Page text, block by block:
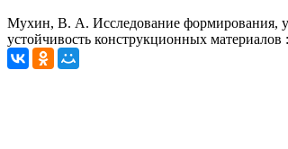
Мухин, В. А. Исследование формирования,
устойчивость конструкционных